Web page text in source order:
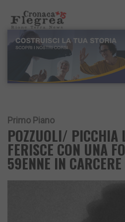
Primo Piano
POZZUOLI/ PICCHIA
FERISCE CON UNA
59ENNE IN CARCERE